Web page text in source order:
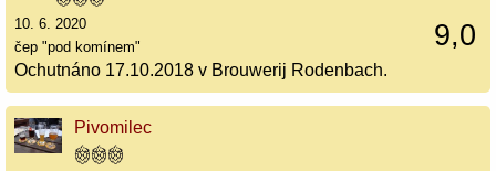
9,0
10. 6. 2020
čep "pod komínem"
Ochutnáno 17.10.2018 v Brouwerij Rodenbach.
Pivomilec